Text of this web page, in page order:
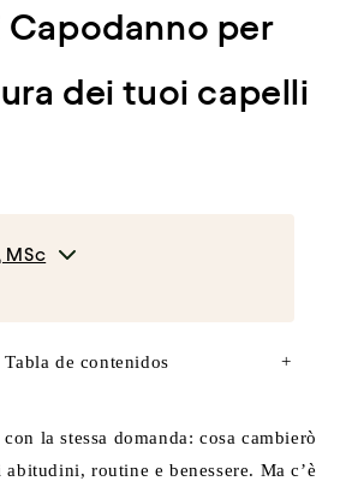
Capodanno per
dei tuoi capelli
MSc
Tabla de contenidos +
la stessa domanda: cosa cambierò
abitudini, routine e benessere. Ma c’è